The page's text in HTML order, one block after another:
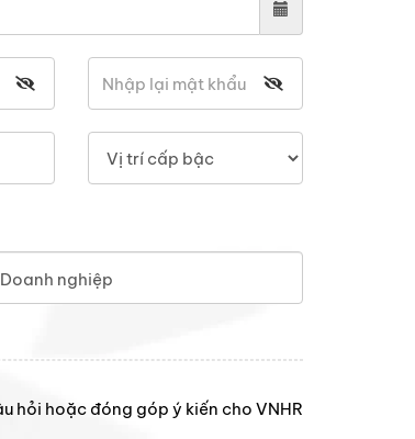
nghiệp
hỏi hoặc đóng góp ý kiến cho VNHR